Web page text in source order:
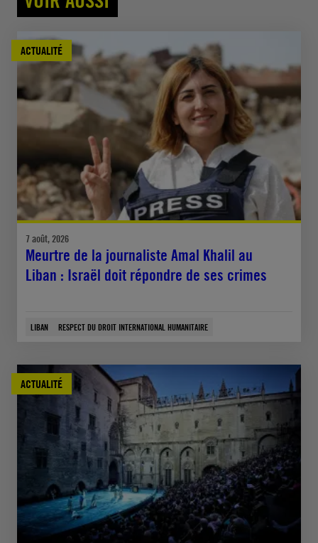
ACTUALITÉ
7 août, 2026
Meurtre de la journaliste Amal Khalil au
Liban : Israël doit répondre de ses crimes
LIBAN RESPECT DU DROIT INTERNATIONAL HUMANITAIRE
ACTUALITÉ